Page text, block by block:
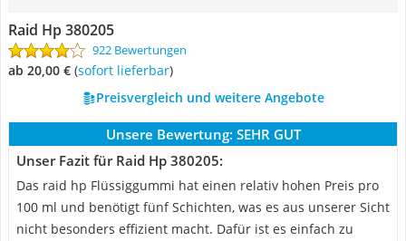
Raid Hp 380205
922 Bewertungen
ab 20,00 € ( Sofort lieferbar)
Preisvergleich und weitere Angebote
Unsere Bewertung: SEHR GUT
Unser Fazit für Raid Hp 380205:
Das raid hp Flüssiggummi hat einen relativ hohen Preis pro
100 ml und benötigt fünf Schichten, was es aus unserer Sicht
nicht besonders effizient macht. Dafür ist es einfach zu